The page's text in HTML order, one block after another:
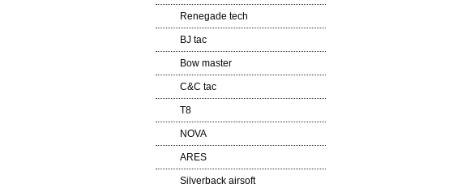
Renegade tech
BJ tac
Bow master
C&C tac
T8
NOVA
ARES
Silverback airsoft